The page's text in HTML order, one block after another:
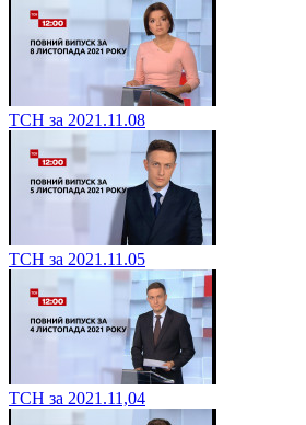
ТСН за 2021.11.08
ТСН за 2021.11.05
ТСН за 2021.11,04